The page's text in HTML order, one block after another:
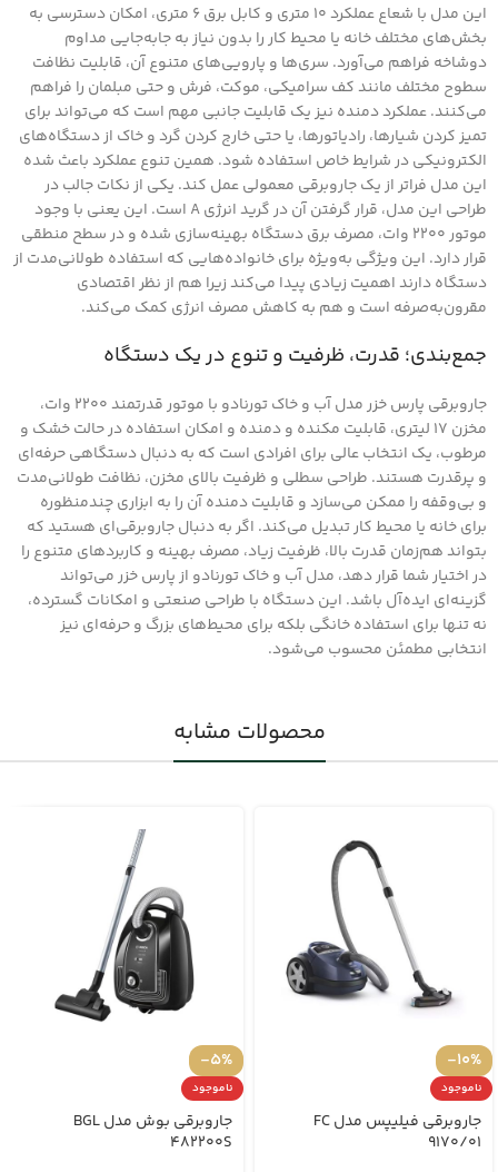
این مدل با شعاع عملکرد ۱۰ متری و کابل برق ۶ متری، امکان دسترسی به
بخش‌های مختلف خانه یا محیط کار را بدون نیاز به جابه‌جایی مداوم
دوشاخه فراهم می‌آورد. سری‌ها و پارویی‌های متنوع آن، قابلیت نظافت
سطوح مختلف مانند کف سرامیکی، موکت، فرش و حتی مبلمان را فراهم
می‌کنند. عملکرد دمنده نیز یک قابلیت جانبی مهم است که می‌تواند برای
تمیز کردن شیارها، رادیاتورها، یا حتی خارج کردن گرد و خاک از دستگاه‌های
الکترونیکی در شرایط خاص استفاده شود. همین تنوع عملکرد باعث شده
این مدل فراتر از یک جاروبرقی معمولی عمل کند. یکی از نکات جالب در
طراحی این مدل، قرار گرفتن آن در گرید انرژی A است. این یعنی با وجود
موتور ۲۲۰۰ وات، مصرف برق دستگاه بهینه‌سازی شده و در سطح منطقی
قرار دارد. این ویژگی به‌ویژه برای خانواده‌هایی که استفاده طولانی‌مدت از
دستگاه دارند اهمیت زیادی پیدا می‌کند زیرا هم از نظر اقتصادی
مقرون‌به‌صرفه است و هم به کاهش مصرف انرژی کمک می‌کند.
جمع‌بندی؛ قدرت، ظرفیت و تنوع در یک دستگاه
جاروبرقی پارس خزر مدل آب و خاک تورنادو با موتور قدرتمند ۲۲۰۰ وات،
مخزن ۱۷ لیتری، قابلیت مکنده و دمنده و امکان استفاده در حالت خشک و
مرطوب، یک انتخاب عالی برای افرادی است که به دنبال دستگاهی حرفه‌ای
و پرقدرت هستند. طراحی سطلی و ظرفیت بالای مخزن، نظافت طولانی‌مدت
و بی‌وقفه را ممکن می‌سازد و قابلیت دمنده آن را به ابزاری چندمنظوره
برای خانه یا محیط کار تبدیل می‌کند. اگر به دنبال جاروبرقی‌ای هستید که
بتواند هم‌زمان قدرت بالا، ظرفیت زیاد، مصرف بهینه و کاربردهای متنوع را
در اختیار شما قرار دهد، مدل آب و خاک تورنادو از پارس خزر می‌تواند
گزینه‌ای ایده‌آل باشد. این دستگاه با طراحی صنعتی و امکانات گسترده،
نه تنها برای استفاده خانگی بلکه برای محیط‌های بزرگ و حرفه‌ای نیز
انتخابی مطمئن محسوب می‌شود.
محصولات مشابه
-10%
ناموجود
جاروبرقی فیلیپس مدل FC
9170/01
-5%
ناموجود
جاروبرقی بوش مدل BGL
482200S